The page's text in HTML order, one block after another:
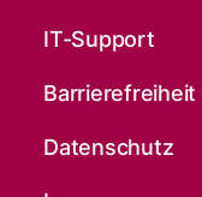
IT-Support
Barrierefreiheit
Datenschutz